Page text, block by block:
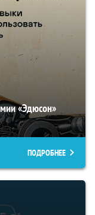
«Эдюсон»
ПОДРОБНЕЕ